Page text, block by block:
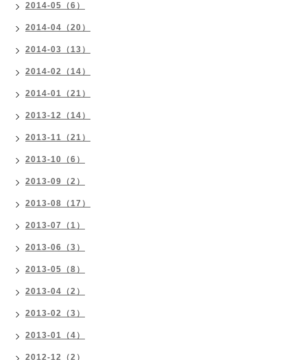
2014-05（6）
2014-04（20）
2014-03（13）
2014-02（14）
2014-01（21）
2013-12（14）
2013-11（21）
2013-10（6）
2013-09（2）
2013-08（17）
2013-07（1）
2013-06（3）
2013-05（8）
2013-04（2）
2013-02（3）
2013-01（4）
2012-12（2）